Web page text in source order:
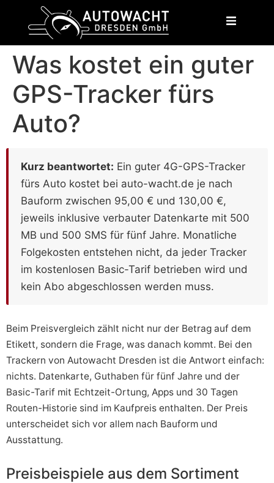
Was kostet ein guter
GPS-Tracker fürs
Auto?
Kurz beantwortet: Ein guter 4G-GPS-Tracker
fürs Auto kostet bei auto-wacht.de je nach
Bauform zwischen 95,00 € und 130,00 €,
jeweils inklusive verbauter Datenkarte mit 500
MB und 500 SMS für fünf Jahre. Monatliche
Folgekosten entstehen nicht, da jeder Tracker
im kostenlosen Basic-Tarif betrieben wird und
kein Abo abgeschlossen werden muss.
Beim Preisvergleich zählt nicht nur der Betrag auf dem
Etikett, sondern die Frage, was danach kommt. Bei den
Trackern von Autowacht Dresden ist die Antwort einfach:
nichts. Datenkarte, Guthaben für fünf Jahre und der
Basic-Tarif mit Echtzeit-Ortung, Apps und 30 Tagen
Routen-Historie sind im Kaufpreis enthalten. Der Preis
unterscheidet sich vor allem nach Bauform und
Ausstattung.
Preisbeispiele aus dem Sortiment